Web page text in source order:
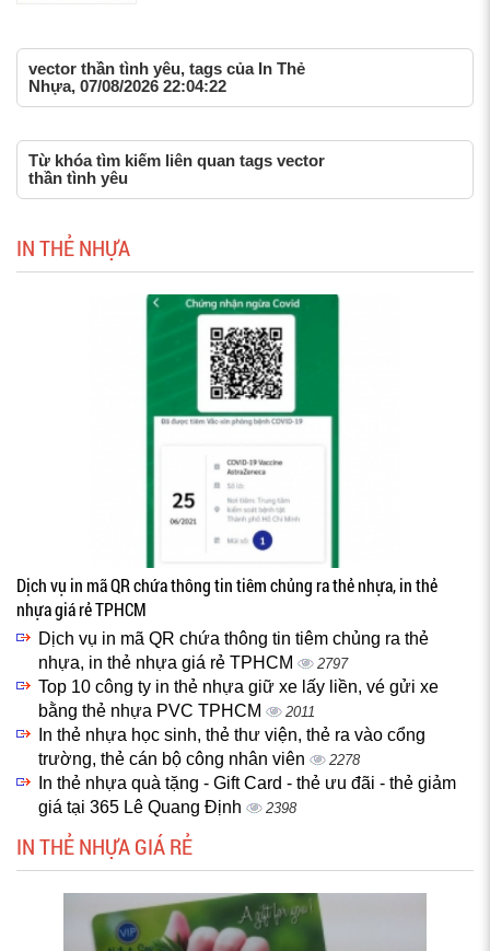
vector thần tình yêu, tags của In Thẻ
Nhựa, 07/08/2026 22:04:22
Từ khóa tìm kiếm liên quan tags vector
thần tình yêu
IN THẺ NHỰA
Dịch vụ in mã QR chứa thông tin tiêm chủng ra thẻ nhựa, in thẻ
nhựa giá rẻ TPHCM
Dịch vụ in mã QR chứa thông tin tiêm chủng ra thẻ
nhựa, in thẻ nhựa giá rẻ TPHCM
2797
Top 10 công ty in thẻ nhựa giữ xe lấy liền, vé gửi xe
bằng thẻ nhựa PVC TPHCM
2011
In thẻ nhựa học sinh, thẻ thư viện, thẻ ra vào cổng
trường, thẻ cán bộ công nhân viên
2278
In thẻ nhựa quà tặng - Gift Card - thẻ ưu đãi - thẻ giảm
giá tại 365 Lê Quang Định
2398
IN THẺ NHỰA GIÁ RẺ